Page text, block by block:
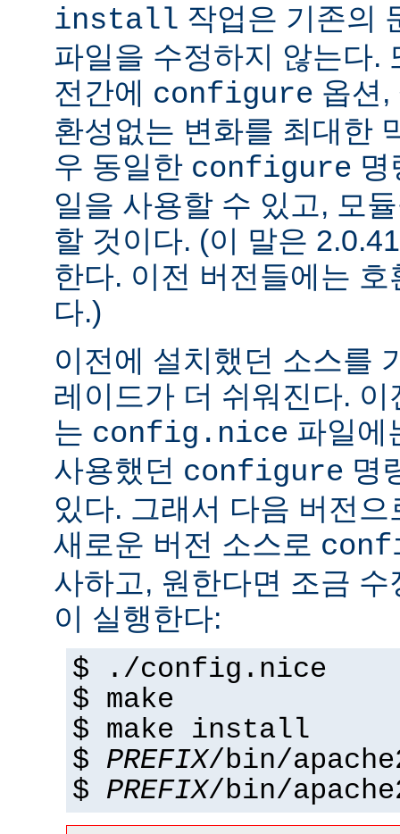
install 작업은 기존의
파일을 수정하지 않는다.
전간에 configure 옵션,
환성없는 변화를 최대한
우 동일한 configure 명
일을 사용할 수 있고, 모
할 것이다. (이 말은
한다. 이전 버전들에는
다.)
이전에 설치했던 소스를
레이드가 더 쉬워진다.
는 config.nice 파일에
사용했던 configure 명
있다. 그래서 다음 버전
새로운 버전 소스로
사하고, 원한다면 조금
이 실행한다:
$ ./config.nice
$ make
$ make install
$ PREFIX/bin/
$ PREFIX/bin/